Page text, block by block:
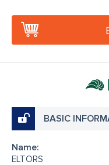
BASIC
Name:
ELTORS